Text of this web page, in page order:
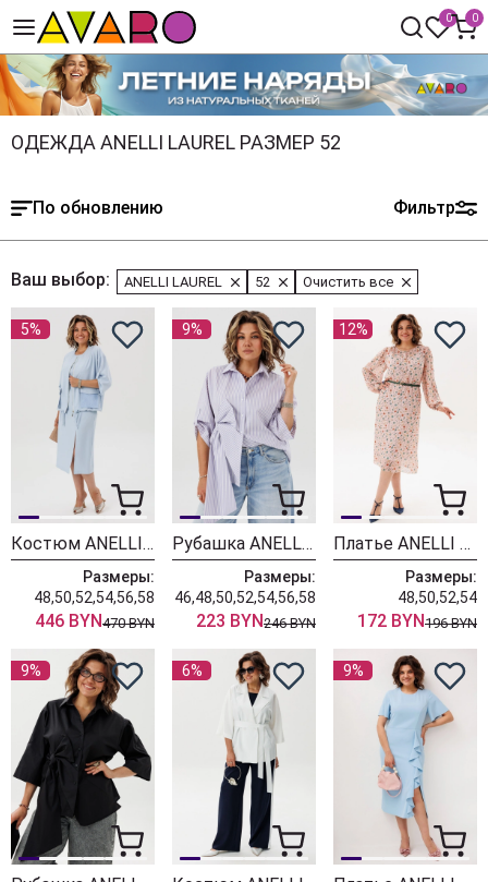
0 0
ОДЕЖДА ANELLI LAUREL РАЗМЕР 52
По обновлению Фильтр
Ваш выбор: ANELLI LAUREL 52 Очистить все
5%
Костюм ANELLI LAUREL 1899 голубые прелести
Размеры:
48,50,52,54,56,58
446 BYN470 BYN
9%
Рубашка ANELLI LAUREL 1862 лаванда бант
Размеры:
46,48,50,52,54,56,58
223 BYN246 BYN
12%
Платье ANELLI LAUREL 1882 английский сад
Размеры:
48,50,52,54
172 BYN196 BYN
9% 6% 9%